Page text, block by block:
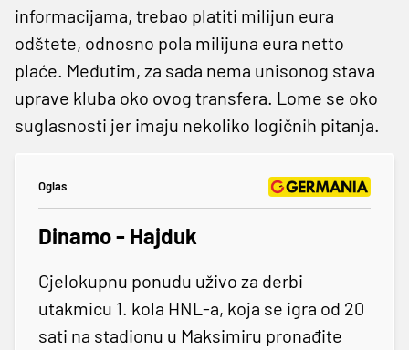
informacijama, trebao platiti milijun eura
odštete, odnosno pola milijuna eura netto
plaće. Međutim, za sada nema unisonog stava
uprave kluba oko ovog transfera. Lome se oko
suglasnosti jer imaju nekoliko logičnih pitanja.
Oglas
Dinamo - Hajduk
Cjelokupnu ponudu uživo za derbi
utakmicu 1. kola HNL-a, koja se igra od 20
sati na stadionu u Maksimiru pronađite